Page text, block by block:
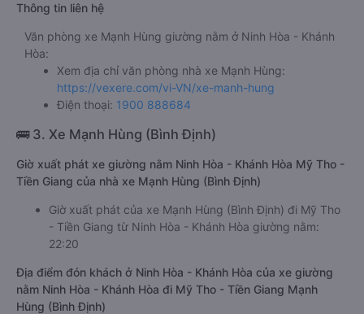
Thông tin liên hệ
Văn phòng xe Mạnh Hùng giường nằm ở Ninh Hòa - Khánh
Hòa:
Xem địa chỉ văn phòng nhà xe Mạnh Hùng:
https://vexere.com/vi-VN/xe-manh-hung
Điện thoại: 1900 888684
🚌 3. Xe Mạnh Hùng (Bình Định)
Giờ xuất phát xe giường nằm Ninh Hòa - Khánh Hòa Mỹ Tho -
Tiền Giang của nhà xe Mạnh Hùng (Bình Định)
Giờ xuất phát của xe Mạnh Hùng (Bình Định) đi Mỹ Tho
- Tiền Giang từ Ninh Hòa - Khánh Hòa giường nằm:
22:20
Địa điểm đón khách ở Ninh Hòa - Khánh Hòa của xe giường
nằm Ninh Hòa - Khánh Hòa đi Mỹ Tho - Tiền Giang Mạnh
Hùng (Bình Định)